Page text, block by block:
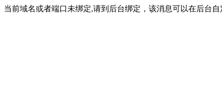
当前域名或者端口未绑定,请到后台绑定，该消息可以在后台自